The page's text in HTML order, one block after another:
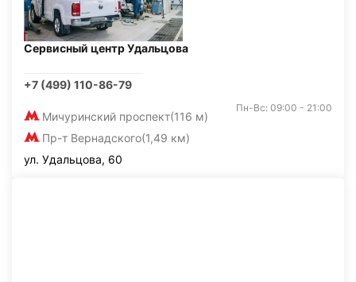
Сервисный центр Удальцова
+7 (499) 110-86-79
Мичуринский проспект(116 м)
Пр-т Вернадского(1,49 км)
Пн-Вс: 09:00 - 21:00
ул. Удальцова, 60